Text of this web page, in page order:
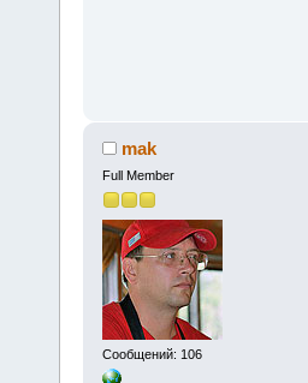
mak
Full Member
Сообщений: 106